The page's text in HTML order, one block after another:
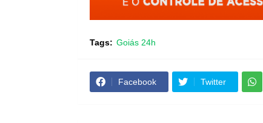
Tags: Goiás 24h
Facebook Twitter